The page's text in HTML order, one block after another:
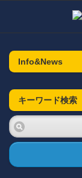
Info&News
キーワード検索